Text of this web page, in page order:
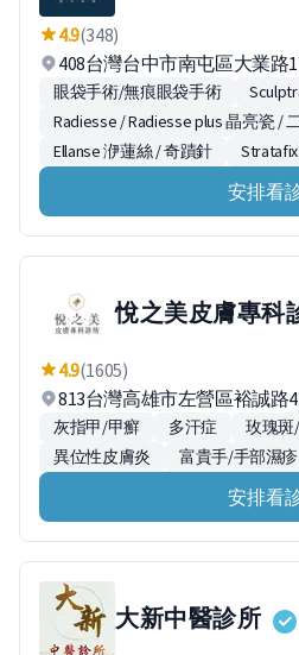
4.9(348)
408台灣台中市南屯區大業路
眼袋手術/無痕眼袋手術
Radiesse / Radiesse plus 晶亮瓷 /
Ellanse 洢蓮絲 / 奇蹟針
安排看
悅之美皮膚專科
4.9(1605)
813台灣高雄市左營區裕誠路
灰指甲/甲癬 多汗症
玫瑰斑
異位性皮膚炎
富貴手/手部濕疹
安排看
大新中醫診所